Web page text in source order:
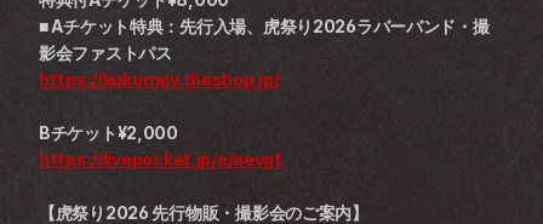
■ Aチケット特典：先行入場、虎祭り2026ラバーバンド・撮
影会ファストパス
https://kakumay.theshop.jp/
Bチケット¥2,000
https://livepocket.jp/e/aevgt
【虎祭り2026 先行物販・撮影会のご案内】